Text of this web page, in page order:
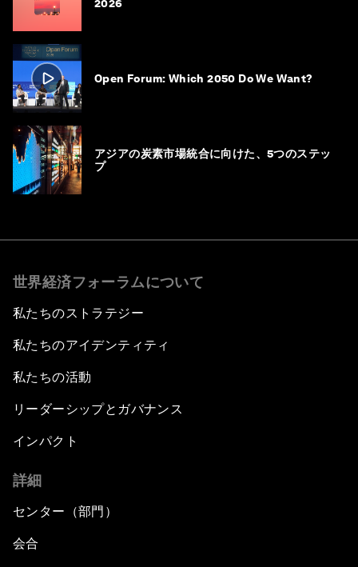
2026
Open Forum: Which 2050 Do We Want?
アジアの炭素市場統合に向けた、5つのステッ
プ
世界経済フォーラムについて
私たちのストラテジー
私たちのアイデンティティ
私たちの活動
リーダーシップとガバナンス
インパクト
詳細
センター（部門）
会合